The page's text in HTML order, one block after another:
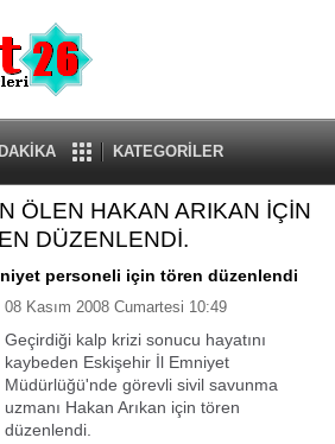
KATEGORİLER
ÖLEN HAKAN ARIKAN İÇİN
DÜZENLENDİ.
personeli için tören düzenlendi
08 Kasım 2008 Cumartesi 10:49
Geçirdiği kalp krizi sonucu hayatını
kaybeden Eskişehir İl Emniyet
Müdürlüğü'nde görevli sivil savunma
uzmanı Hakan Arıkan için tören
düzenlendi.